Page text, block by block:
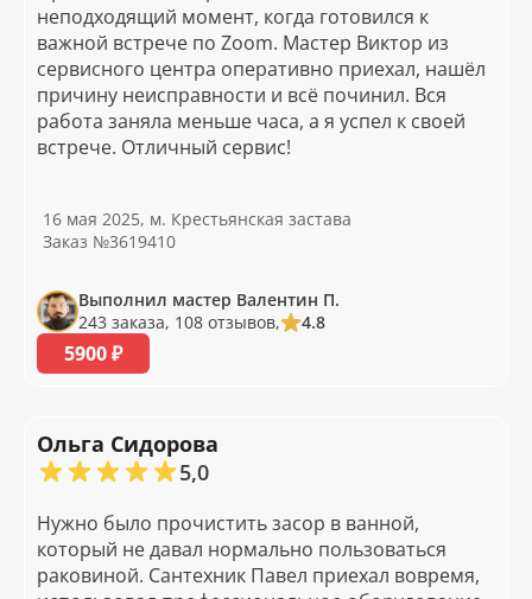
неподходящий момент, когда готовился к
важной встрече по Zoom. Мастер Виктор из
сервисного центра оперативно приехал, нашёл
причину неисправности и всё починил. Вся
работа заняла меньше часа, а я успел к своей
встрече. Отличный сервис!
16 мая 2025, м. Крестьянская застава
Заказ №3619410
Выполнил мастер Валентин П.
243 заказа, 108 отзывов,
4.8
5900 ₽
Ольга Сидорова
5,0
Нужно было прочистить засор в ванной,
который не давал нормально пользоваться
раковиной. Сантехник Павел приехал вовремя,